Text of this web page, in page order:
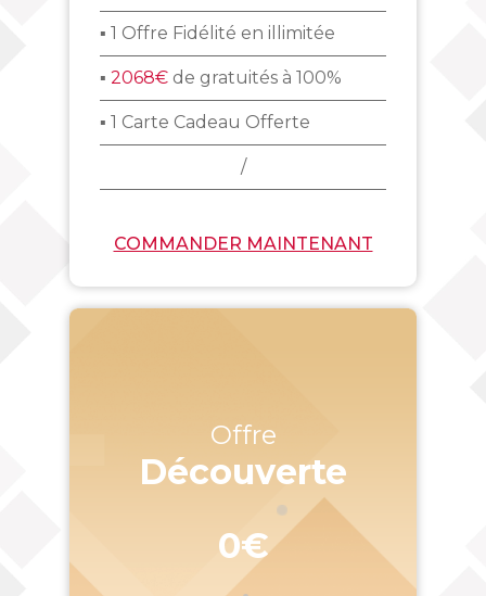
Offre
Découverte
0€
▪ 1 Offre Fidélité en illimitée
▪ 2068€ de gratuités à 100%
▪ 1 Carte Cadeau Offerte
/
COMMANDER MAINTENANT